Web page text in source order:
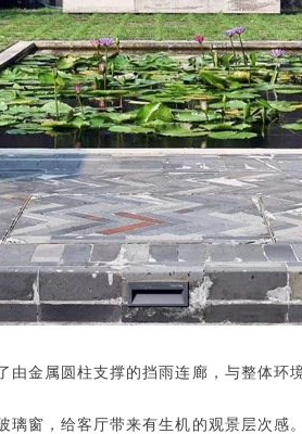
由金属圆柱支撑的挡雨连廊，与整体环
璃窗，给客厅带来有生机的观景层次感